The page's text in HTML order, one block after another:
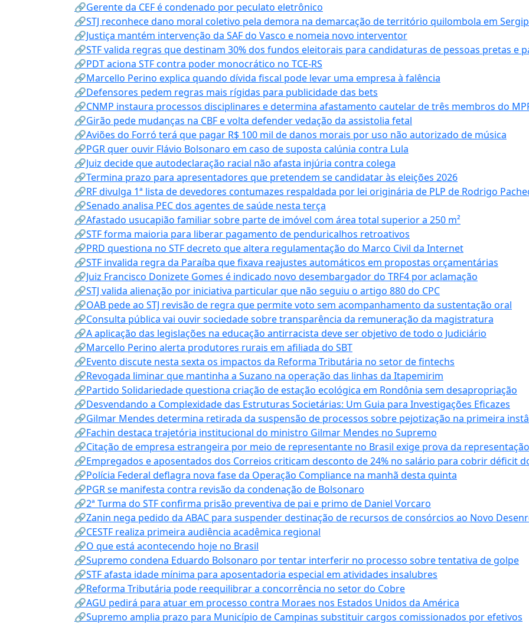
🔗Gerente da CEF é condenado por peculato eletrônico
🔗STJ reconhece dano moral coletivo pela demora na demarcação de território quilombola em
🔗Justiça mantém intervenção da SAF do Vasco e nomeia novo interventor
🔗STF valida regras que destinam 30% dos fundos eleitorais para candidaturas de pessoas pretas e
🔗PDT aciona STF contra poder monocrático no TCE-RS
🔗Marcello Perino explica quando dívida fiscal pode levar uma empresa à falência
🔗Defensores pedem regras mais rígidas para publicidade das bets
🔗CNMP instaura processos disciplinares e determina afastamento cautelar de três membros do
🔗Girão pede mudanças na CBF e volta defender vedação da assistolia fetal
🔗Aviões do Forró terá que pagar R$ 100 mil de danos morais por uso não autorizado de música
🔗PGR quer ouvir Flávio Bolsonaro em caso de suposta calúnia contra Lula
🔗Juiz decide que autodeclaração racial não afasta injúria contra colega
🔗Termina prazo para apresentadores que pretendem se candidatar às eleições 2026
🔗RF divulga 1ª lista de devedores contumazes respaldada por lei originária de PLP de Rodrigo
🔗Senado analisa PEC dos agentes de saúde nesta terça
🔗Afastado usucapião familiar sobre parte de imóvel com área total superior a 250 m²
🔗STF forma maioria para liberar pagamento de penduricalhos retroativos
🔗PRD questiona no STF decreto que altera regulamentação do Marco Civil da Internet
🔗STF invalida regra da Paraíba que fixava reajustes automáticos em propostas orçamentárias
🔗Juiz Francisco Donizete Gomes é indicado novo desembargador do TRF4 por aclamação
🔗STJ valida alienação por iniciativa particular que não seguiu o artigo 880 do CPC
🔗OAB pede ao STJ revisão de regra que permite voto sem acompanhamento da sustentação oral
🔗Consulta pública vai ouvir sociedade sobre transparência da remuneração da magistratura
🔗A aplicação das legislações na educação antirracista deve ser objetivo de todo o Judiciário
🔗Marcello Perino alerta produtores rurais em afiliada do SBT
🔗Evento discute nesta sexta os impactos da Reforma Tributária no setor de fintechs
🔗Revogada liminar que mantinha a Suzano na operação das linhas da Itapemirim
🔗Partido Solidariedade questiona criação de estação ecológica em Rondônia sem desapropriação
🔗Desvendando a Complexidade das Estruturas Societárias: Um Guia para Investigações Eficazes
🔗Gilmar Mendes determina retirada da suspensão de processos sobre pejotização na primeira
🔗Fachin destaca trajetória institucional do ministro Gilmar Mendes no Supremo
🔗Citação de empresa estrangeira por meio de representante no Brasil exige prova da representação
🔗Empregados e aposentados dos Correios criticam desconto de 24% no salário para cobrir déficit
🔗Polícia Federal deflagra nova fase da Operação Compliance na manhã desta quinta
🔗PGR se manifesta contra revisão da condenação de Bolsonaro
🔗2ª Turma do STF confirma prisão preventiva de pai e primo de Daniel Vorcaro
🔗Zanin nega pedido da ABAC para suspender destinação de recursos de consórcios ao Novo
🔗CESTF realiza primeira audiência acadêmica regional
🔗O que está acontecendo hoje no Brasil
🔗Supremo condena Eduardo Bolsonaro por tentar interferir no processo sobre tentativa de golpe
🔗STF afasta idade mínima para aposentadoria especial em atividades insalubres
🔗Reforma Tributária pode reequilibrar a concorrência no setor do Cobre
🔗AGU pedirá para atuar em processo contra Moraes nos Estados Unidos da América
🔗Supremo amplia prazo para Município de Campinas substituir cargos comissionados por efetivos